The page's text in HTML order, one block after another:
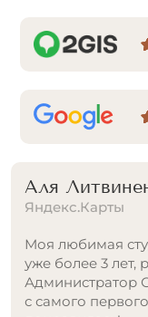
Аля
Яндекс.Карты
Моя любимая
уже более 3 лет,
Администратор
с самого